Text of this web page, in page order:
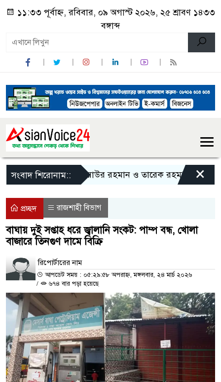
১১:৩৩ পূর্বাহ্ন, রবিবার, ০৯ অগাস্ট ২০২৬, ২৫ শ্রাবণ ১৪৩৩
বঙ্গাব্দ
সংবাদ শিরোনাম::জিয়াউর রহমান ও তারেক রহমানকে নিয়ে×
প্রচ্ছদ রাজশাহী বিভাগ
বাঘায় দুই সপ্তাহ ধরে জ্বালানি সংকট: পাম্প বন্ধ, খোলা
বাজারে তিনগুণ দামে বিক্রি
রিপোর্টারের নাম
আপডেট সময় : ০৫:২৯:৫৮ অপরাহ্ন, মঙ্গলবার, ২৪ মার্চ ২০২৬
/
৬৭৪ বার পড়া হয়েছে